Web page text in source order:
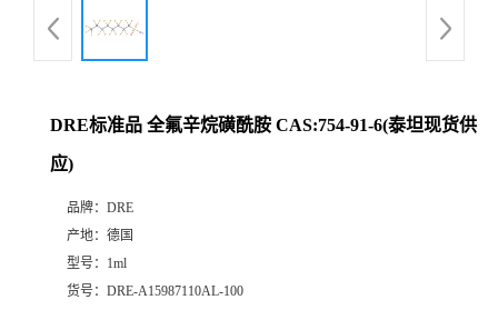
DRE标准品 全氟辛烷磺酰胺 CAS:754-91-6(泰坦现货供
应)
品牌： DRE
产地： 德国
型号： 1ml
货号： DRE-A15987110AL-100